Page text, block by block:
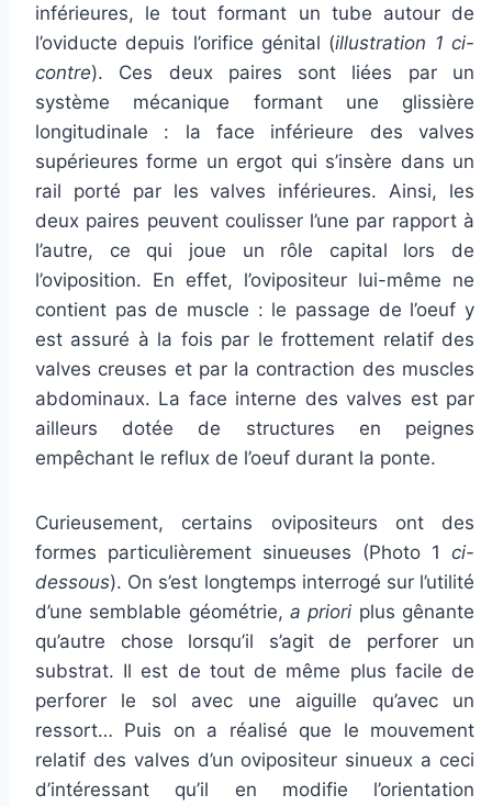
inférieures, le tout formant un tube autour de
l’oviducte depuis l’orifice génital (illustration 1 ci-
contre). Ces deux paires sont liées par un
système mécanique formant une glissière
longitudinale : la face inférieure des valves
supérieures forme un ergot qui s’insère dans un
rail porté par les valves inférieures. Ainsi, les
deux paires peuvent coulisser l’une par rapport à
l’autre, ce qui joue un rôle capital lors de
l’oviposition. En effet, l’ovipositeur lui-même ne
contient pas de muscle : le passage de l’oeuf y
est assuré à la fois par le frottement relatif des
valves creuses et par la contraction des muscles
abdominaux. La face interne des valves est par
ailleurs dotée de structures en peignes
empêchant le reflux de l’oeuf durant la ponte.
Curieusement, certains ovipositeurs ont des
formes particulièrement sinueuses (Photo 1 ci-
dessous). On s’est longtemps interrogé sur l’utilité
d’une semblable géométrie, a priori plus gênante
qu’autre chose lorsqu’il s’agit de perforer un
substrat. Il est de tout de même plus facile de
perforer le sol avec une aiguille qu’avec un
ressort… Puis on a réalisé que le mouvement
relatif des valves d’un ovipositeur sinueux a ceci
d’intéressant qu’il en modifie l’orientation